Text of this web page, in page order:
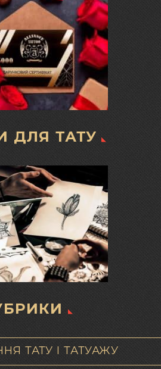
ДЛЯ ТАТУ
ТАТУ І ТАТУАЖУ